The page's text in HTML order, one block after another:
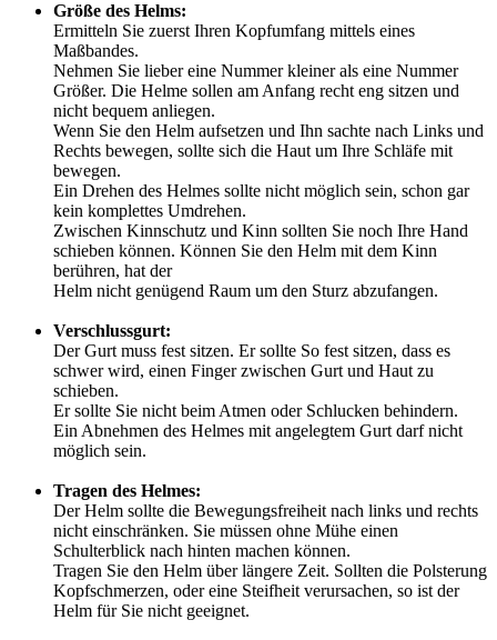
Größe des Helms:
Ermitteln Sie zuerst Ihren Kopfumfang mittels eines
Maßbandes.
Nehmen Sie lieber eine Nummer kleiner als eine Nummer
Größer. Die Helme sollen am Anfang recht eng sitzen und
nicht bequem anliegen.
Wenn Sie den Helm aufsetzen und Ihn sachte nach Links und
Rechts bewegen, sollte sich die Haut um Ihre Schläfe mit
bewegen.
Ein Drehen des Helmes sollte nicht möglich sein, schon gar
kein komplettes Umdrehen.
Zwischen Kinnschutz und Kinn sollten Sie noch Ihre Hand
schieben können. Können Sie den Helm mit dem Kinn
berühren, hat der
Helm nicht genügend Raum um den Sturz abzufangen.
Verschlussgurt:
Der Gurt muss fest sitzen. Er sollte So fest sitzen, dass es
schwer wird, einen Finger zwischen Gurt und Haut zu
schieben.
Er sollte Sie nicht beim Atmen oder Schlucken behindern.
Ein Abnehmen des Helmes mit angelegtem Gurt darf nicht
möglich sein.
Tragen des Helmes:
Der Helm sollte die Bewegungsfreiheit nach links und rechts
nicht einschränken. Sie müssen ohne Mühe einen
Schulterblick nach hinten machen können.
Tragen Sie den Helm über längere Zeit. Sollten die Polsterung
Kopfschmerzen, oder eine Steifheit verursachen, so ist der
Helm für Sie nicht geeignet.